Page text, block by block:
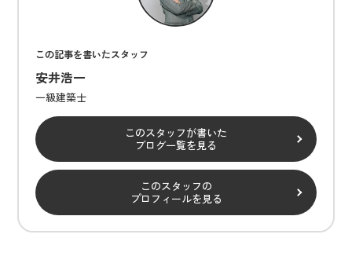
この記事を書いたスタッフ
安井浩一
一級建築士
このスタッフが書いた
ブログ一覧を見る
このスタッフの
プロフィールを見る